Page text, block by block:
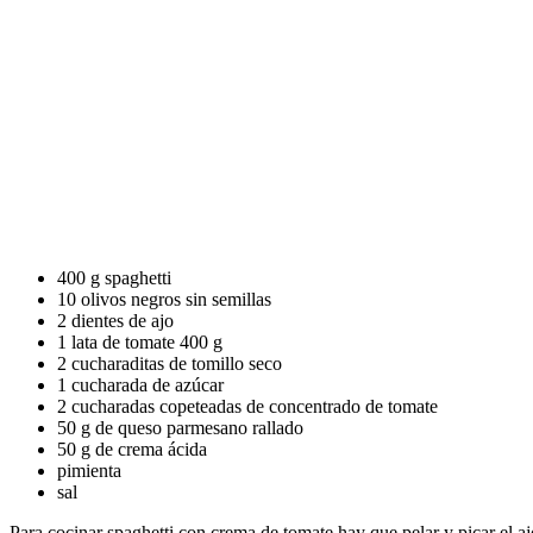
400 g spaghetti
10 olivos negros sin semillas
2 dientes de ajo
1 lata de tomate 400 g
2 cucharaditas de tomillo seco
1 cucharada de azúcar
2 cucharadas copeteadas de concentrado de tomate
50 g de queso parmesano rallado
50 g de crema ácida
pimienta
sal